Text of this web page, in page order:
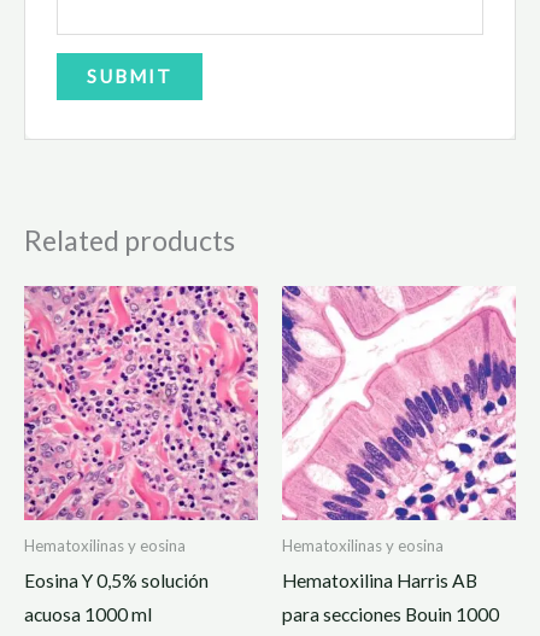
Related products
Hematoxilinas y eosina
Eosina Y 0,5% solución
acuosa 1000 ml
Hematoxilinas y eosina
Hematoxilina Harris AB
para secciones Bouin 1000